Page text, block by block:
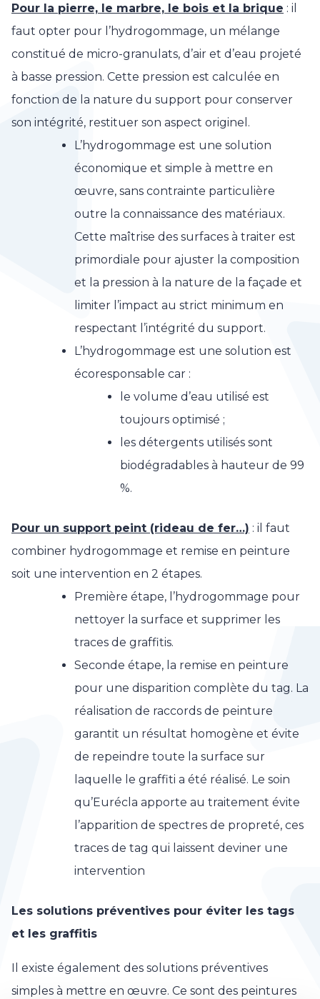
Pour la pierre, le marbre, le bois et la brique : il
faut opter pour l’hydrogommage, un mélange
constitué de micro-granulats, d’air et d’eau projeté
à basse pression. Cette pression est calculée en
fonction de la nature du support pour conserver
son intégrité, restituer son aspect originel.
L’hydrogommage est une solution
économique et simple à mettre en
œuvre, sans contrainte particulière
outre la connaissance des matériaux.
Cette maîtrise des surfaces à traiter est
primordiale pour ajuster la composition
et la pression à la nature de la façade et
limiter l’impact au strict minimum en
respectant l’intégrité du support.
L’hydrogommage est une solution est
écoresponsable car :
le volume d’eau utilisé est
toujours optimisé ;
les détergents utilisés sont
biodégradables à hauteur de 99
%.
Pour un support peint (rideau de fer…) : il faut
combiner hydrogommage et remise en peinture
soit une intervention en 2 étapes.
Première étape, l’hydrogommage pour
nettoyer la surface et supprimer les
traces de graffitis.
Seconde étape, la remise en peinture
pour une disparition complète du tag. La
réalisation de raccords de peinture
garantit un résultat homogène et évite
de repeindre toute la surface sur
laquelle le graffiti a été réalisé. Le soin
qu’Eurécla apporte au traitement évite
l’apparition de spectres de propreté, ces
traces de tag qui laissent deviner une
intervention
Les solutions préventives pour éviter les tags
et les graffitis
Il existe également des solutions préventives
simples à mettre en œuvre. Ce sont des peintures